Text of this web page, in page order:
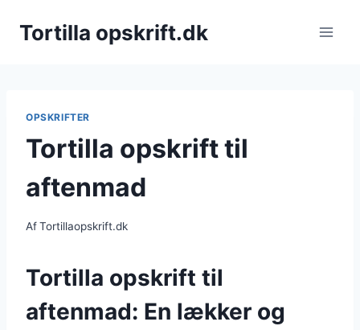
Tortilla opskrift.dk
OPSKRIFTER
Tortilla opskrift til
aftenmad
AfTortillaopskrift.dk
Tortilla opskrift til
aftenmad: En lækker og